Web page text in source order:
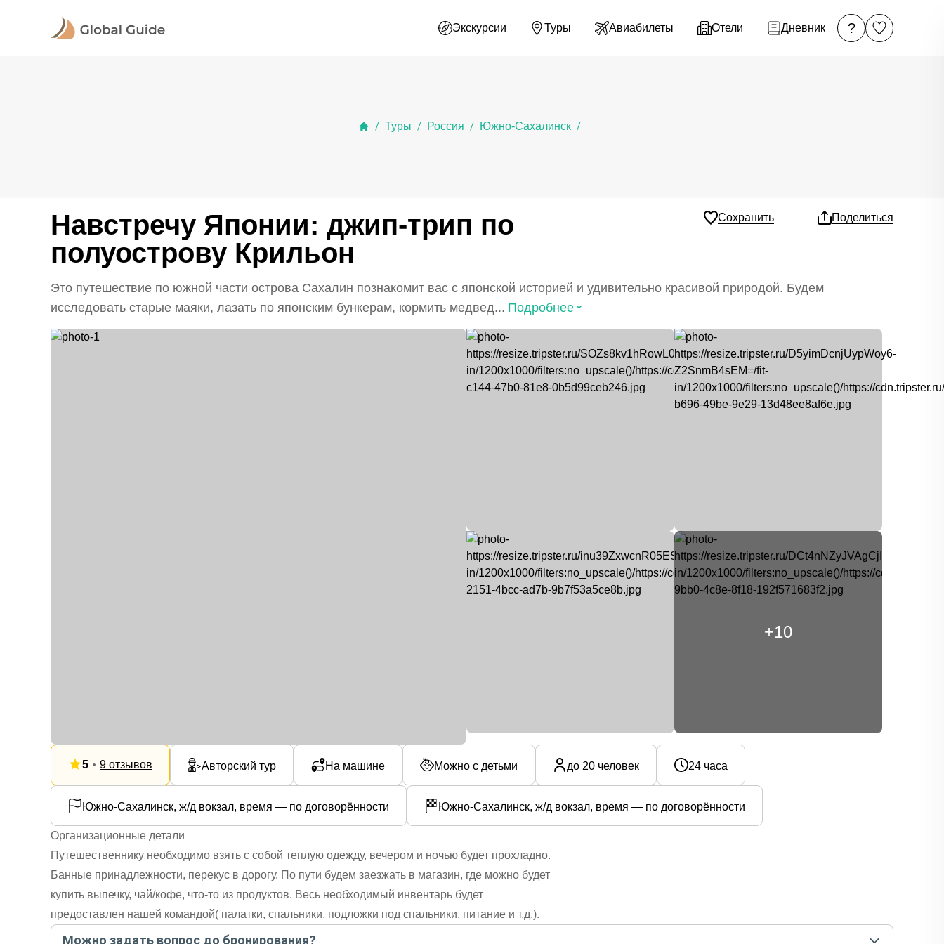
Экскурсии Туры Авиабилеты Отели Дневник ?
/ Туры / Россия / Южно-Сахалинск /
Навстречу Японии: джип-трип по
полуострову Крильон
Сохранить Поделиться
Это путешествие по южной части острова Сахалин познакомит вас с японской историей и удивительно красивой природой. Будем
исследовать старые маяки, лазать по японским бункерам, кормить медвед... Подробнее⌃
+10
5 9 отзывов Авторский тур На машине Можно с детьми до 20 человек 24 часа
Южно-Сахалинск, ж/д вокзал, время — по договорённости Южно-Сахалинск, ж/д вокзал, время — по договорённости
Организационные детали
Путешественнику необходимо взять с собой теплую одежду, вечером и ночью будет прохладно.
Банные принадлежности, перекус в дорогу. По пути будем заезжать в магазин, где можно будет
купить выпечку, чай/кофе, что-то из продуктов. Весь необходимый инвентарь будет
предоставлен нашей командой( палатки, спальники, подложки под спальники, питание и т.д.).
Можно задать вопрос до бронирования?